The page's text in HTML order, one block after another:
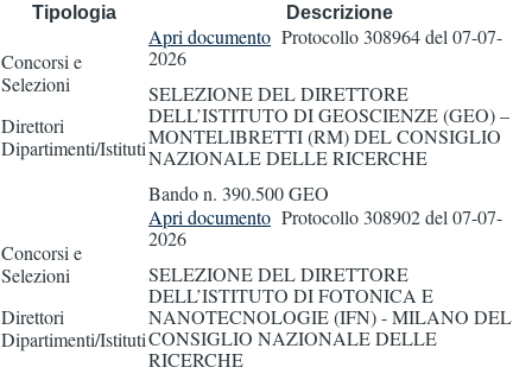
Tipologia Descrizione
Concorsi e
Selezioni
Direttori
Dipartimenti/Istituti
Apri documento Protocollo 308964del 07-07-
2026
SELEZIONE DEL DIRETTORE
DELL’ISTITUTO DI GEOSCIENZE (GEO) –
MONTELIBRETTI (RM) DEL CONSIGLIO
NAZIONALE DELLE RICERCHE
Bando n. 390.500 GEO
Concorsi e
Selezioni
Direttori
Dipartimenti/Istituti
Apri documento Protocollo 308902del 07-07-
2026
SELEZIONE DEL DIRETTORE
DELL’ISTITUTO DI FOTONICA E
NANOTECNOLOGIE (IFN) - MILANO DEL
CONSIGLIO NAZIONALE DELLE
RICERCHE